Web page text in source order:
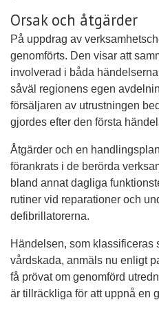
Orsak och åtgärder
På uppdrag av
genomförts. Den visar att
involverad i båda
såväl regionens egen
försäljaren av utrustningen
gjordes efter den första
Åtgärder och en
förankrats i de berörda
bland annat dagliga
rutiner vid reparationer och
defibrillatorerna.
Händelsen, som klassificeras
vårdskada, anmäls nu enligt
få prövat om genomförd
är tillräckliga för att uppnå en